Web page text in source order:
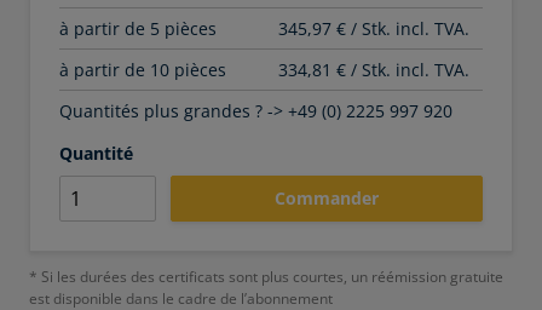
à partir de 5 pièces
345,97 € / Stk. incl. TVA.
à partir de 10 pièces
334,81 € / Stk. incl. TVA.
Quantités plus grandes ? -> +49 (0) 2225 997 920
Quantité
Commander
* Si les durées des certificats sont plus courtes, un réémission gratuite
est disponible dans le cadre de l’abonnement